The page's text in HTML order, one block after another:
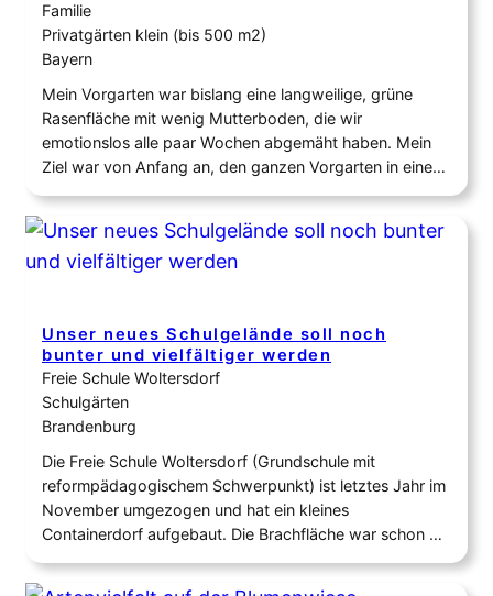
Familie
Privatgärten klein (bis 500 m2)
Bayern
Mein Vorgarten war bislang eine langweilige, grüne
Rasenfläche mit wenig Mutterboden, die wir
emotionslos alle paar Wochen abgemäht haben. Mein
Ziel war von Anfang an, den ganzen Vorgarten in eine
bunte Oase zu verwandeln, die reichlich Pollen, Nektar
und Früchte für die Tierwelt bietet. Die Voraussetzungen
dafür habe ich durch das Anpflanzen jetzt geschaffen –
…
Unser neues Schulgelände soll noch
bunter und vielfältiger werden
Freie Schule Woltersdorf
Schulgärten
Brandenburg
Die Freie Schule Woltersdorf (Grundschule mit
reformpädagogischem Schwerpunkt) ist letztes Jahr im
November umgezogen und hat ein kleines
Containerdorf aufgebaut. Die Brachfläche war schon mit
recht vielen heimischen Bäumen und Sträuchern
bestanden (Mirabelle, Zierpflaume, Weißdorn, Eiche,